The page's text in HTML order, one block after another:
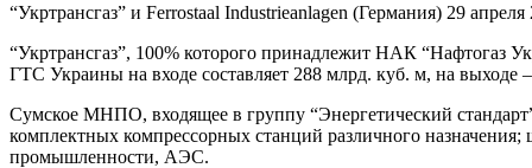
“Укртрансгаз” и Ferrostaаl Industrieanlagen (Германия) 29
“Укртрансгаз”, 100% которого принадлежит НАК “Нафтогаз
ГТС Украины на входе составляет 288 млрд. куб. м, на
Сумское МНПО, входящее в группу “Энергетический
комплектных компрессорных станций различного
промышленности, АЭС.